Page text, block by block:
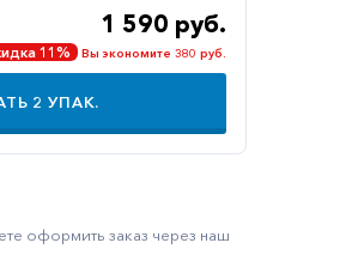
1 590 руб.
11% Вы экономите 380 руб.
2 УПАК.
оформить заказ через наш